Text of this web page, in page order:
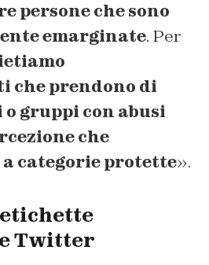
persone che sono
emarginate. Per
che prendono di
gruppi con abusi
che
categorie protette».
Twitter